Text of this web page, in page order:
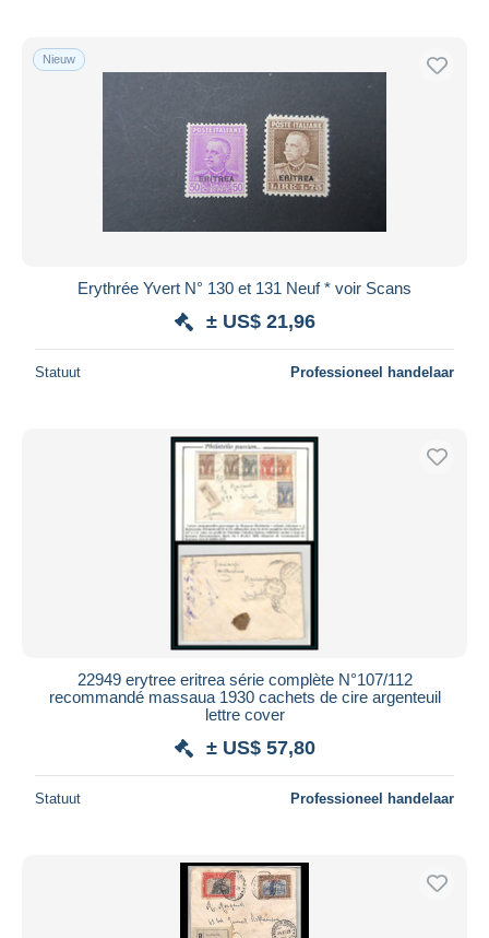
Nieuw
Erythrée Yvert N° 130 et 131 Neuf * voir Scans
± US$ 21,96
Statuut Professioneel handelaar
22949 erytree eritrea série complète N°107/112
recommandé massaua 1930 cachets de cire argenteuil
lettre cover
± US$ 57,80
Statuut Professioneel handelaar